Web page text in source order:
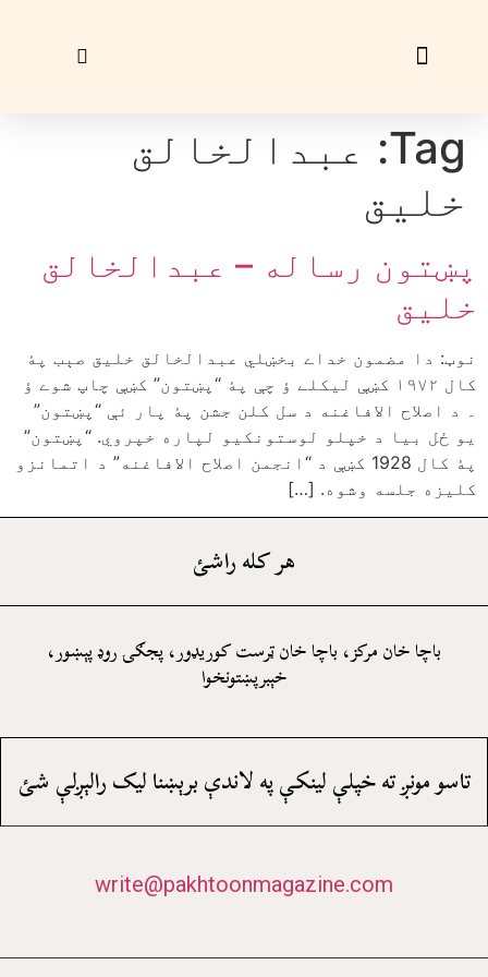
Tag:
عبدالخالق
خليق
پښتون رساله – عبدالخالق
خليق
نوټ: دا مضمون خداے بخښلي عبدالخالق خليق صېب پۀ
کال ۱۹۷۲ کښې ليکلے ؤ چې پۀ “پښتون” کښې چاپ شوے ؤ
۔ د اصلاح الافاغنه د سل کلن جشن پۀ پار ئې “پښتون”
يو ځل بيا د خپلو لوستونکيو لپاره خپروي. “پښتون”
پۀ کال 1928 کښې د “انجمن اصلاح الافاغنه” د اتمانزو
کليزه جلسه وشوه. […]
هر کله راشئ
باچا خان مرکز، باچا خان ټرست کوريډور، پجګۍ روډ پېښور،
خېبرپښتونخوا
تاسو مونږ ته خپلې لينکې په لاندې برېښنا ليک رالېږلې شئ
write@pakhtoonmagazine.com